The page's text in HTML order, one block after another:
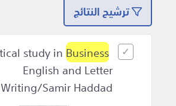
ترشيح النتائج
Business
English and Letter
Writing/Samir Haddad.